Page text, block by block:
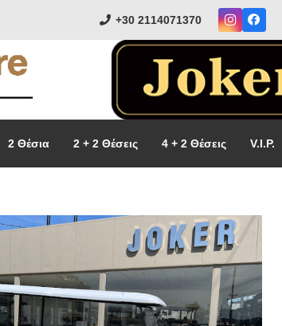
+30 2114071370
2 Θέσια 2 + 2 Θέσεις 4 + 2 Θέσεις V.I.P.